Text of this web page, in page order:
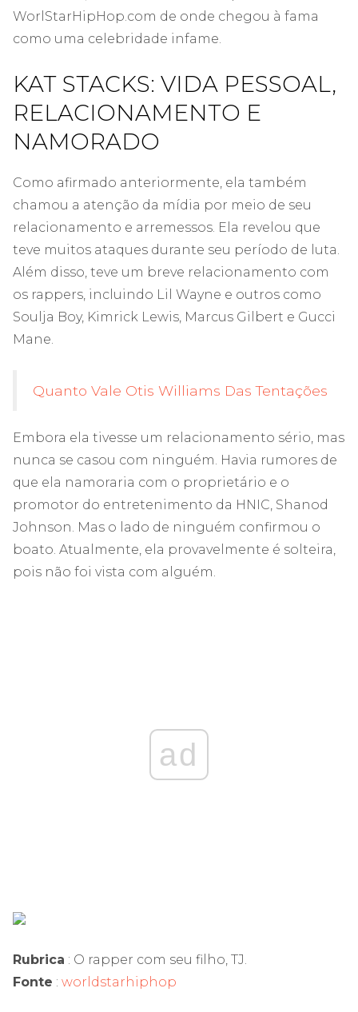
WorlStarHipHop.com de onde chegou à fama
como uma celebridade infame.
KAT STACKS: VIDA PESSOAL,
RELACIONAMENTO E
NAMORADO
Como afirmado anteriormente, ela também
chamou a atenção da mídia por meio de seu
relacionamento e arremessos. Ela revelou que
teve muitos ataques durante seu período de luta.
Além disso, teve um breve relacionamento com
os rappers, incluindo Lil Wayne e outros como
Soulja Boy, Kimrick Lewis, Marcus Gilbert e Gucci
Mane.
Quanto Vale Otis Williams Das Tentações
Embora ela tivesse um relacionamento sério, mas
nunca se casou com ninguém. Havia rumores de
que ela namoraria com o proprietário e o
promotor do entretenimento da HNIC, Shanod
Johnson. Mas o lado de ninguém confirmou o
boato. Atualmente, ela provavelmente é solteira,
pois não foi vista com alguém.
ad
Rubrica : O rapper com seu filho, TJ.
Fonte : worldstarhiphop